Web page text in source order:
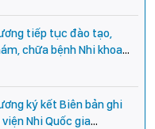
tiếp tục đào tạo,
chữa bệnh Nhi khoa
tỉnh miền núi phía Bắc
ký kết Biên bản ghi
Nhi Quốc gia